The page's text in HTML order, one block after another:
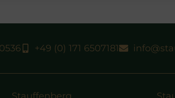
+49 (0) 171 6507181